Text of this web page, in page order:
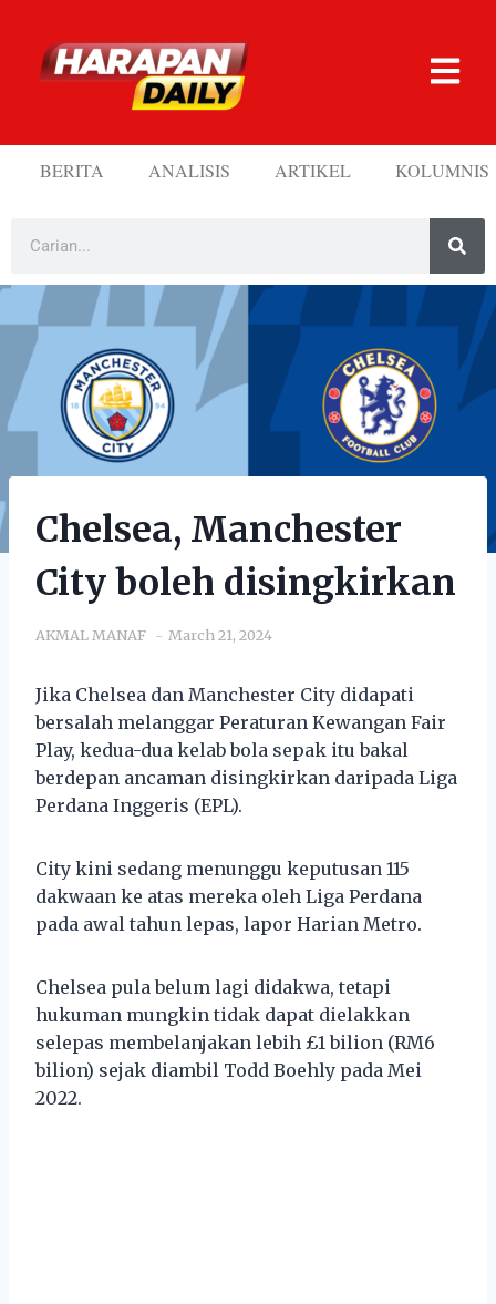
BERITA ANALISIS ARTIKEL KOLUMNIS
Chelsea, Manchester
City boleh disingkirkan
AKMAL MANAF March 21, 2024
Jika Chelsea dan Manchester City didapati
bersalah melanggar Peraturan Kewangan Fair
Play, kedua-dua kelab bola sepak itu bakal
berdepan ancaman disingkirkan daripada Liga
Perdana Inggeris (EPL).
City kini sedang menunggu keputusan 115
dakwaan ke atas mereka oleh Liga Perdana
pada awal tahun lepas, lapor Harian Metro.
Chelsea pula belum lagi didakwa, tetapi
hukuman mungkin tidak dapat dielakkan
selepas membelanjakan lebih £1 bilion (RM6
bilion) sejak diambil Todd Boehly pada Mei
2022.